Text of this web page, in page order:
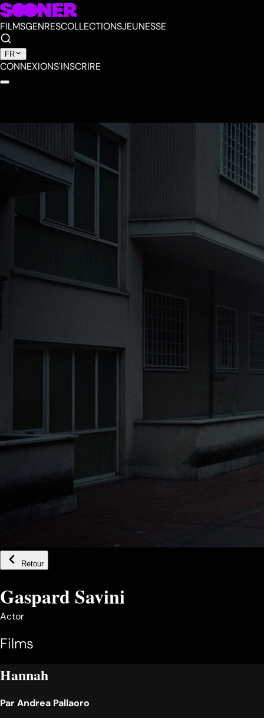
FILMSGENRESCOLLECTIONSJEUNESSE
FR
CONNEXIONS'INSCRIRE
Retour
Gaspard Savini
Actor
Films
Hannah
ParAndrea Pallaoro